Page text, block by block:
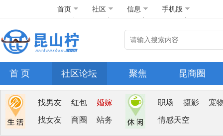
首页 社区 信息 手机版
首 页 社区论坛 聚焦 昆商圈
找男友 红包 婚嫁
找女友 商圈 站务
职场 摄影 宠
情感天空